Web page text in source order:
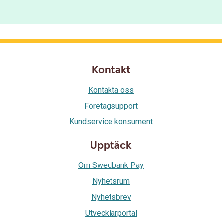
Kontakt
Kontakta oss
Företagsupport
Kundservice konsument
Upptäck
Om Swedbank Pay
Nyhetsrum
Nyhetsbrev
Utvecklarportal